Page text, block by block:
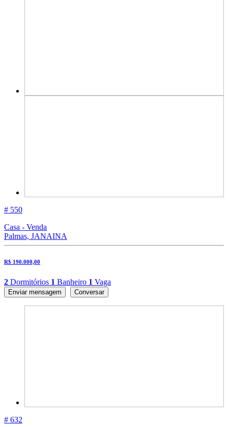
# 550
Casa - Venda
Palmas, JANAINA
R$ 190.000,00
2 Dormitórios 1 Banheiro 1 Vaga
Enviar mensagem Conversar
# 632